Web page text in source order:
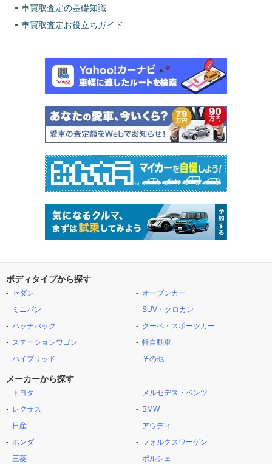
車買取査定の基礎知識
車買取査定お役立ちガイド
ボディタイプから探す
セダン
ミニバン
ハッチバック
ステーションワゴン
ハイブリッド
オープンカー
SUV・クロカン
クーペ・スポーツカー
軽自動車
その他
メーカーから探す
トヨタ
レクサス
日産
ホンダ
三菱
メルセデス・ベンツ
BMW
アウディ
フォルクスワーゲン
ポルシェ